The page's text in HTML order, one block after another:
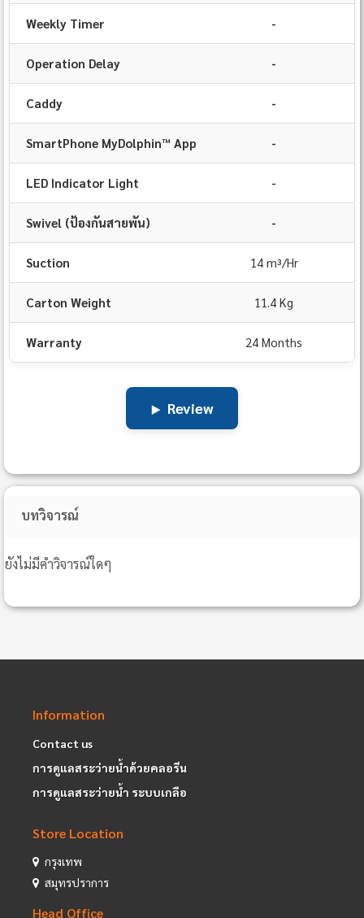
Weekly Timer -
Operation Delay -
Caddy -
SmartPhone MyDolphin™ App -
LED Indicator Light -
Swivel (ป้องกันสายพัน) -
Suction 14 m³/Hr
Carton Weight 11.4 Kg
Warranty 24 Months
▶ Review
บทวิจารณ์
ยังไม่มีคำวิจารณ์ใดๆ
Information
Contact us
การดูแลสระว่ายน้ำด้วยคลอรีน
การดูแลสระว่ายน้ำ ระบบเกลือ
Store Location
กรุงเทพ
สมุทรปราการ
Head Office